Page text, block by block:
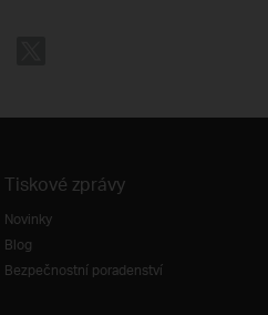
Tiskové zprávy
Novinky
Blog
Bezpečnostní poradenství